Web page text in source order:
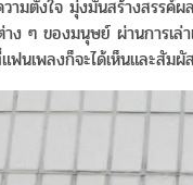
ามตั้งใจ มุ่งมั่นสร้างสรร
ง ๆ ของมนุษย์ ผ่านการเล่
แฟนเพลงก็จะได้เห็นและ